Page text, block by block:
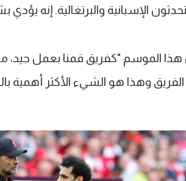
الإسبانية والبرتغالية. إنه
الموسم "كفريق قمنا بعمل جيد،
وهذا هو الشيء الأكثر أهمية